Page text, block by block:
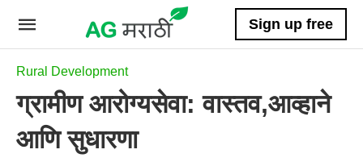
Sign up free
Rural Development
ग्रामीण आरोग्यसेवा: वास्तव,आव्हाने
आणि सुधारणा